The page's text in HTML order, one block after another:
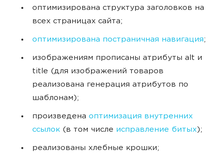
оптимизирована структура заголовков на
всех страницах сайта;
оптимизирована постраничная навигация;
изображениям прописаны атрибуты alt и
title (для изображений товаров
реализована генерация атрибутов по
шаблонам);
произведена оптимизация внутренних
ссылок (в том числе исправление битых);
реализованы хлебные крошки;